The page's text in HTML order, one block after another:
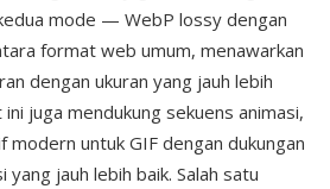
mode — WebP lossy dengan
format web umum, menawarkan
dengan ukuran yang jauh lebih
juga mendukung sekuens animasi,
modern untuk GIF dengan dukungan
jauh lebih baik. Salah satu